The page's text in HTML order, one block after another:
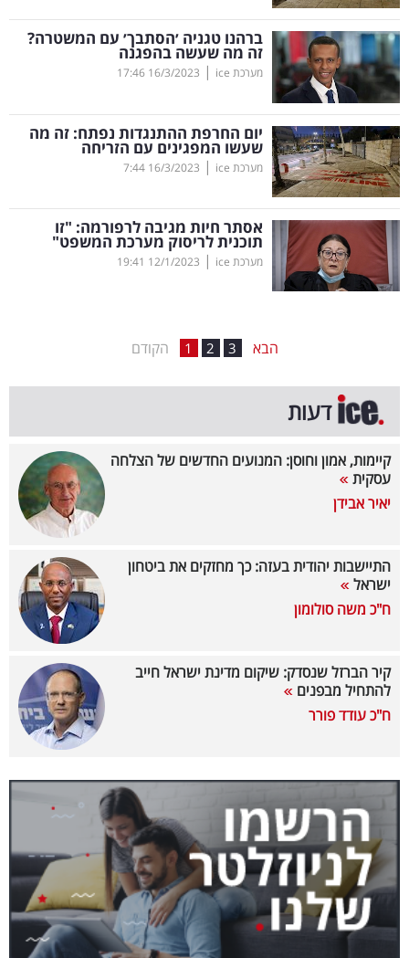
מינויים
רייטינג
רכב
בריאות
תרבות
ופנאי
תיירות
המילון
הכלכלי
פודקאסט
40
ניוזלטרים
מייל
אדום
ברהנו טגניה ׳הסתבך׳ עם המשטרה?
זה מה שעשה בהפגנה
מערכת ice |
16/3/2023
17:46
יום החרפת ההתנגדות נפתח: זה מה
שעשו המפגינים עם הזריחה
מערכת ice |
16/3/2023
7:44
אסתר חיות מגיבה לרפורמה: "זו
תוכנית לריסוק מערכת המשפט"
מערכת ice |
12/1/2023
19:41
הקודם 1 2 3 הבא
דעות
קיימות, אמון וחוסן: המנועים החדשים של הצלחה
עסקית
יאיר אבידן
התיישבות יהודית בעזה: כך מחזקים את ביטחון
ישראל
ח"כ משה סולומון
קיר הברזל שנסדק: שיקום מדינת ישראל חייב
להתחיל מבפנים
ח"כ עודד פורר